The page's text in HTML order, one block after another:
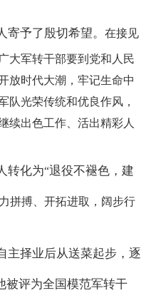
予了殷切希望。 在接见
大军转干部要到党和人民
放时代大潮，牢记生命中
队光荣传统和优良作风，
续出色工作、活出精彩人
转化为“退役不褪色，建
拼搏、开拓进取，阔步行
主择业后从送菜起步，逐
被评为全国模范军转干